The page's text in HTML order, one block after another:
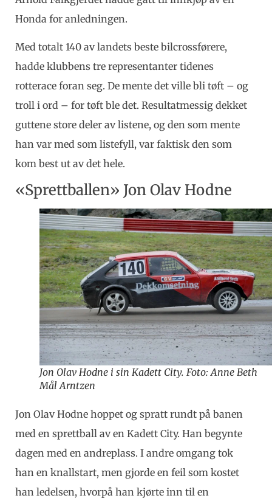
Honda for anledningen.
Med totalt 140 av landets beste bilcrossførere,
hadde klubbens tre representanter tidenes
rotterace foran seg. De mente det ville bli tøft – og
troll i ord – for tøft ble det. Resultatmessig dekket
guttene store deler av listene, og den som mente
han var med som listefyll, var faktisk den som
kom best ut av det hele.
«Sprettballen» Jon Olav Hodne
Jon Olav Hodne i sin Kadett City. Foto: Anne Beth
Mål Arntzen
Jon Olav Hodne hoppet og spratt rundt på banen
med en sprettball av en Kadett City. Han begynte
dagen med en andreplass. I andre omgang tok
han en knallstart, men gjorde en feil som kostet
han ledelsen, hvorpå han kjørte inn til en